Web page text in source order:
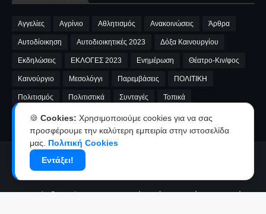
Αγγελίες Αγρίνιο Αθλητισμός Ανακοινώσεις Άρθρα
Αυτοδίοικηση Αυτοδιοικητικές 2023 Δόξα Καινουργίου
Εκδηλώσεις ΕΚΛΟΓΕΣ 2023 Ενημέρωση Θέατρο-Κιν/φος
Καινούργιο Μεσολόγγι Παρεμβάσεις ΠΟΛΙΤΙΚΗ
Πολιτισμός Πολιτιστικά Συνταγές Τοπικά
A.E.Καινουργίου cinema Fnews market video
Αρχική Ταυτότητα
Copyright ©2026kainourgiopress-Νέα από το Καινούργιο,το Αγρίνιο
🍪 Cookies: Χρησιμοποιούμε cookies για να σας
προσφέρουμε την καλύτερη εμπειρία στην ιστοσελίδα
μας. Πολιτική Cookies
Εντάξει!